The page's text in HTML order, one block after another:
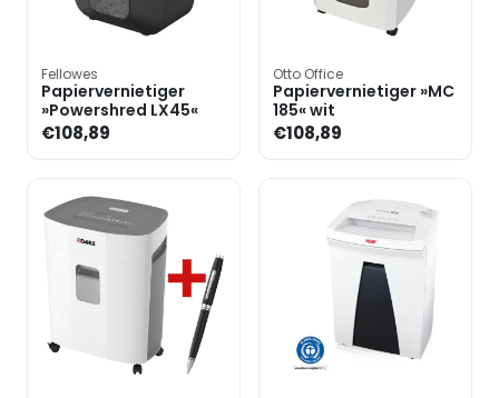
Fellowes
Papiervernietiger
»Powershred LX45«
€108,89
Otto Office
Papiervernietiger »MC
185« wit
€108,89